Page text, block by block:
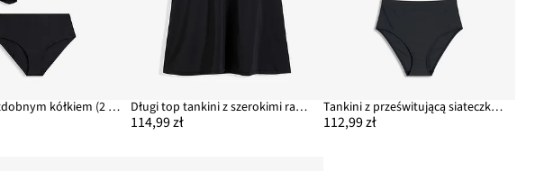
Tankini z ozdobnym kółkiem (2 części) Długi top tankini z szerokimi ramiączkami
114,99 zł
Tankini z prześwitującą siateczką (2 części)
112,99 zł